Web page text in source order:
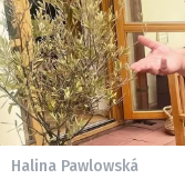
Halina Pawlowská